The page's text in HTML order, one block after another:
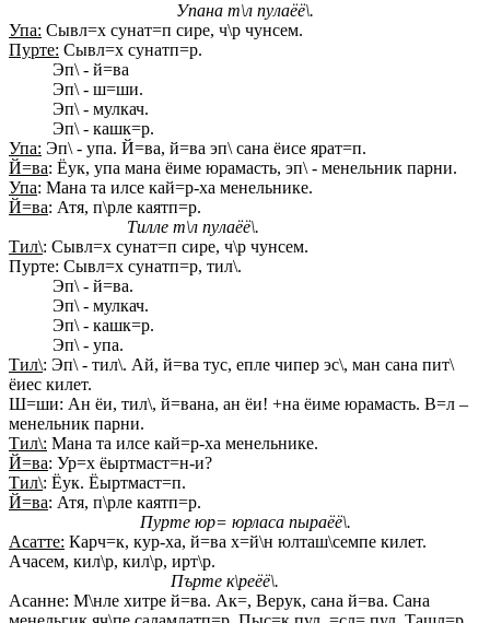
Упана т\л пулаёё\.
Упа: Сывл=х сунат=п сире, ч\р чунсем.
Пурте: Сывл=х сунатп=р.
Эп\ - й=ва
Эп\ - ш=ши.
Эп\ - мулкач.
Эп\ - кашк=р.
Упа: Эп\ - упа. Й=ва, й=ва эп\ сана ёисе ярат=п.
Й=ва: Ёук, упа мана ёиме юрамасть, эп\ - менельник парни.
Упа: Мана та илсе кай=р-ха менельнике.
Й=ва: Атя, п\рле каятп=р.
Тилле т\л пулаёё\.
Тил\: Сывл=х сунат=п сире, ч\р чунсем.
Пурте: Сывл=х сунатп=р, тил\.
Эп\ - й=ва.
Эп\ - мулкач.
Эп\ - кашк=р.
Эп\ - упа.
Тил\: Эп\ - тил\. Ай, й=ва тус, епле чипер эс\, ман сана пит\
ёиес килет.
Ш=ши: Ан ёи, тил\, й=вана, ан ёи! +на ёиме юрамасть. В=л –
менельник парни.
Тил\: Мана та илсе кай=р-ха менельнике.
Й=ва: Ур=х ёыртмаст=н-и?
Тил\: Ёук. Ёыртмаст=п.
Й=ва: Атя, п\рле каятп=р.
Пурте юр= юрласа пыраёё\.
Асатте: Карч=к, кур-ха, й=ва х=й\н юлташ\семпе килет.
Ачасем, кил\р, кил\р, ирт\р.
Пърте к\реёё\.
Асанне: М\нле хитре й=ва. Ак=, Верук, сана й=ва. Сана